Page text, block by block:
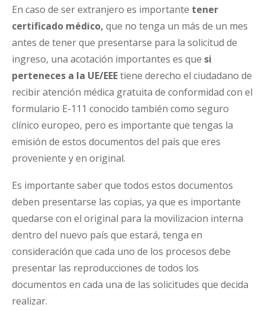
En caso de ser extranjero es importante tener
certificado médico, que no tenga un más de un mes
antes de tener que presentarse para la solicitud de
ingreso, una acotación importantes es que si
perteneces a la UE/EEEtiene derecho el ciudadano de
recibir atención médica gratuita de conformidad con el
formulario E-111 conocido también como seguro
clínico europeo, pero es importante que tengas la
emisión de estos documentos del país que eres
proveniente y en original.
Es importante saber que todos estos documentos
deben presentarse las copias, ya que es importante
quedarse con el original para la movilizacion interna
dentro del nuevo país que estará, tenga en
consideración que cada uno de los procesos debe
presentar las reproducciones de todos los
documentos en cada una de las solicitudes que decida
realizar.